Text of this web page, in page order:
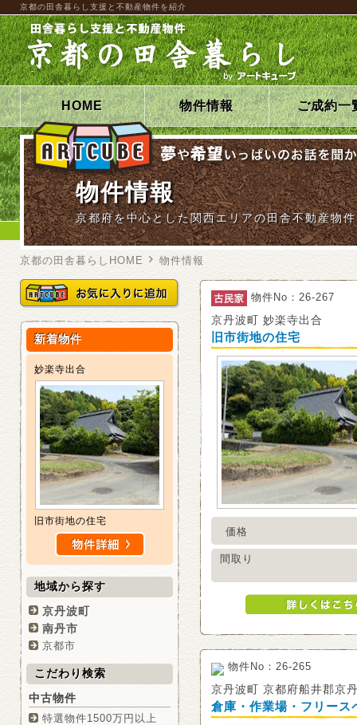
京都の田舎暮らし支援と不動産物件を紹介
HOME 物件情報 ご成約一
物件情報
京都府を中心とした関西エリアの田舎不動産物
京都の田舎暮らしHOME 物件情報
物件No：26-267
京丹波町 妙楽寺出合
旧市街地の住宅
価格
間取り
物件No：26-265
京丹波町 京都府船井郡京
倉庫・作業場・フリース
新着物件
妙楽寺出合
旧市街地の住宅
地域から探す
京丹波町
南丹市
京都市
こだわり検索
中古物件
特選物件1500万円以上